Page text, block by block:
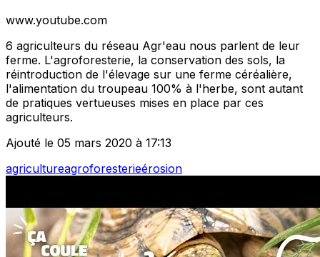
www.youtube.com
6 agriculteurs du réseau Agr'eau nous parlent de leur
ferme. L'agroforesterie, la conservation des sols, la
réintroduction de l'élevage sur une ferme céréalière,
l'alimentation du troupeau 100% à l'herbe, sont autant
de pratiques vertueuses mises en place par ces
agriculteurs.
Ajouté le 05 mars 2020 à 17:13
agricultureagroforesterieérosion